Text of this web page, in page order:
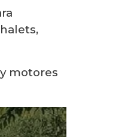
motores